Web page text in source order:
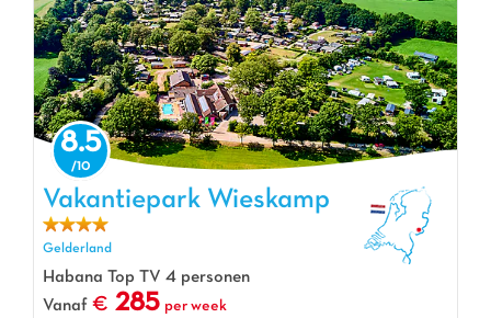
Vakantiepark Wieskamp, Vakantiepark Gelderland
8.5
Vakantiepark Wieskamp
Gelderland
Habana Top TV 4 personen
Vanaf
285 per week